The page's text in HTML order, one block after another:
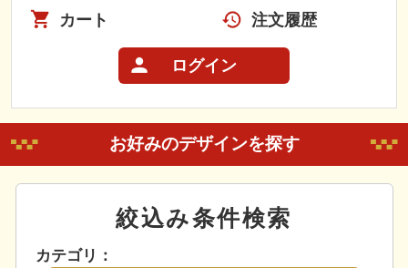
カート 注文履歴
ログイン
お好みのデザインを探す
絞込み条件検索
カテゴリ：